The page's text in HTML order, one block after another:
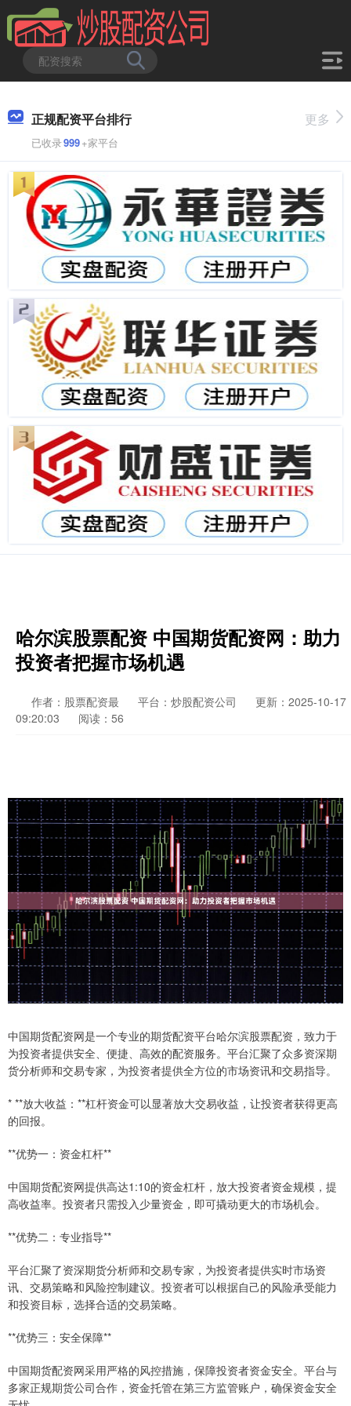
正规配资平台排行
已收录999+家平台
更多
哈尔滨股票配资 中国期货配资网：助力
投资者把握市场机遇
作者：股票配资最 平台：炒股配资公司
更新：2025-10-17
09:20:03
阅读：56
中国期货配资网是一个专业的期货配资平台哈尔滨股票配资，致力于
为投资者提供安全、便捷、高效的配资服务。平台汇聚了众多资深期
货分析师和交易专家，为投资者提供全方位的市场资讯和交易指导。
* **放大收益：**杠杆资金可以显著放大交易收益，让投资者获得更高
的回报。
**优势一：资金杠杆**
中国期货配资网提供高达1:10的资金杠杆，放大投资者资金规模，提
高收益率。投资者只需投入少量资金，即可撬动更大的市场机会。
**优势二：专业指导**
平台汇聚了资深期货分析师和交易专家，为投资者提供实时市场资
讯、交易策略和风险控制建议。投资者可以根据自己的风险承受能力
和投资目标，选择合适的交易策略。
**优势三：安全保障**
中国期货配资网采用严格的风控措施，保障投资者资金安全。平台与
多家正规期货公司合作，资金托管在第三方监管账户，确保资金安全